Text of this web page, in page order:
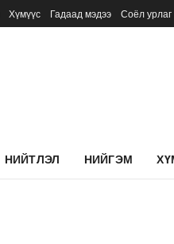
Хүмүүс Гадаад мэдээ Соёл урлаг
НИЙТЛЭЛ НИЙГЭМ